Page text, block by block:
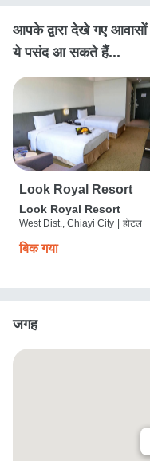
आपके द्वारा देखे गए
ये पसंद आ सकते हैं...
Look Royal Resort
Look Royal Resort
West Dist., Chiayi City होटल
बिक गया
जगह